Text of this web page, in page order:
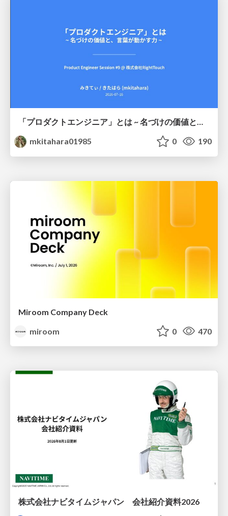
「プロダクトエンジニア」とは ~ 名づけの価値と、言葉が動かす力 ~
mkitahara01985
0 190
Miroom Company Deck
miroom
0 470
株式会社ナビタイムジャパン 会社紹介資料2026